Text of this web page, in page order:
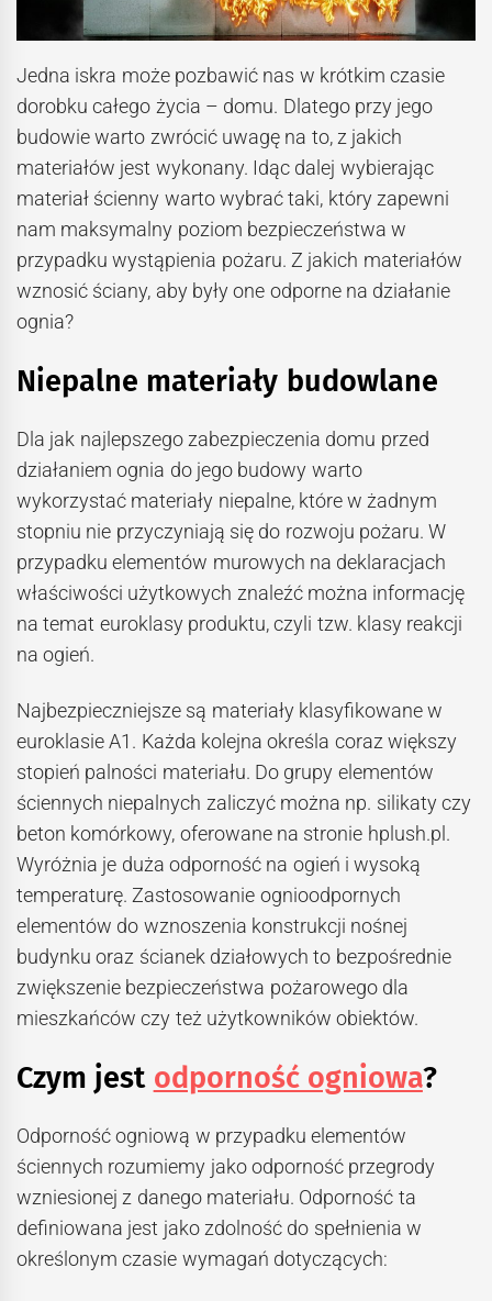
Jedna iskra może pozbawić nas w krótkim czasie
dorobku całego życia – domu. Dlatego przy jego
budowie warto zwrócić uwagę na to, z jakich
materiałów jest wykonany. Idąc dalej wybierając
materiał ścienny warto wybrać taki, który zapewni
nam maksymalny poziom bezpieczeństwa w
przypadku wystąpienia pożaru. Z jakich materiałów
wznosić ściany, aby były one odporne na działanie
ognia?
Niepalne materiały budowlane
Dla jak najlepszego zabezpieczenia domu przed
działaniem ognia do jego budowy warto
wykorzystać materiały niepalne, które w żadnym
stopniu nie przyczyniają się do rozwoju pożaru. W
przypadku elementów murowych na deklaracjach
właściwości użytkowych znaleźć można informację
na temat euroklasy produktu, czyli tzw. klasy reakcji
na ogień.
Najbezpieczniejsze są materiały klasyfikowane w
euroklasie A1. Każda kolejna określa coraz większy
stopień palności materiału. Do grupy elementów
ściennych niepalnych zaliczyć można np. silikaty czy
beton komórkowy, oferowane na stronie hplush.pl.
Wyróżnia je duża odporność na ogień i wysoką
temperaturę. Zastosowanie ognioodpornych
elementów do wznoszenia konstrukcji nośnej
budynku oraz ścianek działowych to bezpośrednie
zwiększenie bezpieczeństwa pożarowego dla
mieszkańców czy też użytkowników obiektów.
Czym jest odporność ogniowa?
Odporność ogniową w przypadku elementów
ściennych rozumiemy jako odporność przegrody
wzniesionej z danego materiału. Odporność ta
definiowana jest jako zdolność do spełnienia w
określonym czasie wymagań dotyczących: